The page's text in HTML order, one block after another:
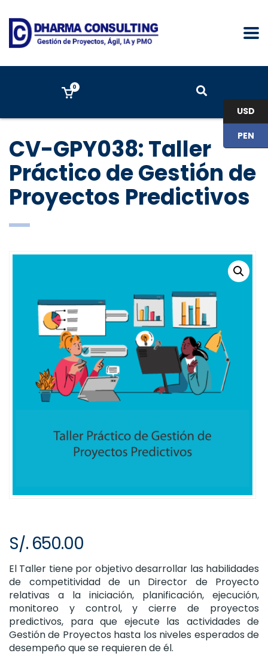
0
CV-GPY038: Taller
Práctico de Gestión de
Proyectos Predictivos
S/.650.00
El Taller tiene por objetivo desarrollar las habilidades
de competitividad de un Director de Proyecto
relativas a la iniciación, planificación, ejecución,
monitoreo y control, y cierre de proyectos
predictivos, para que ejecute las actividades de
Gestión de Proyectos hasta los niveles esperados de
desempeño que se requieren de él.
USD
PEN